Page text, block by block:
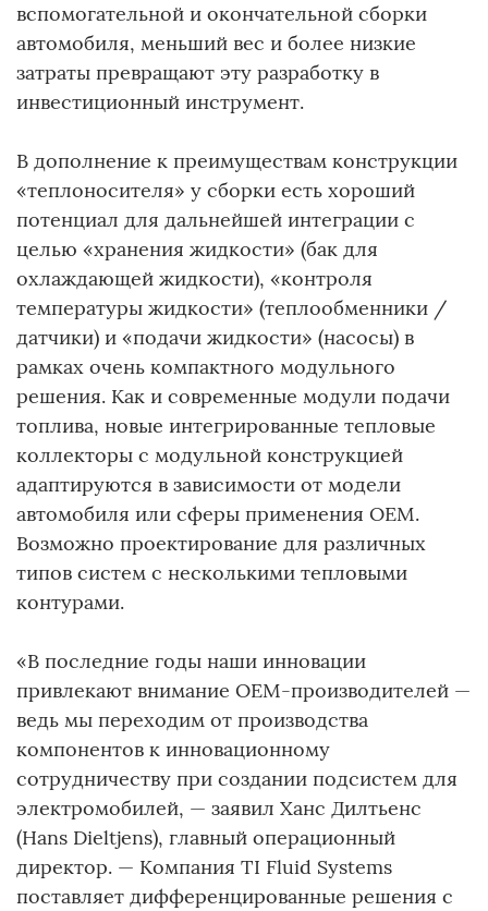
вспомогательной и окончательной сборки
автомобиля, меньший вес и более низкие
затраты превращают эту разработку в
инвестиционный инструмент.
В дополнение к преимуществам конструкции
«теплоносителя» у сборки есть хороший
потенциал для дальнейшей интеграции с
целью «хранения жидкости» (бак для
охлаждающей жидкости), «контроля
температуры жидкости» (теплообменники /
датчики) и «подачи жидкости» (насосы) в
рамках очень компактного модульного
решения. Как и современные модули подачи
топлива, новые интегрированные тепловые
коллекторы с модульной конструкцией
адаптируются в зависимости от модели
автомобиля или сферы применения OEM.
Возможно проектирование для различных
типов систем с несколькими тепловыми
контурами.
«В последние годы наши инновации
привлекают внимание OEM-производителей —
ведь мы переходим от производства
компонентов к инновационному
сотрудничеству при создании подсистем для
электромобилей, — заявил Ханс Дилтьенс
(Hans Dieltjens), главный операционный
директор. — Компания TI Fluid Systems
поставляет дифференцированные решения с